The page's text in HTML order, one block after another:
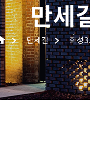
만세
만세길 화성